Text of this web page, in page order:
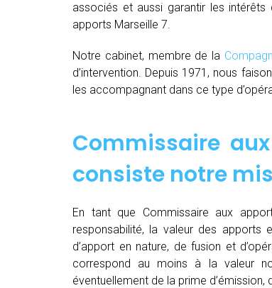
associés et aussi garantir les intérêts
apports Marseille 7.
Notre cabinet, membre de la
d’intervention. Depuis 1971, nous
les accompagnant dans ce type
Commissaire
consiste notre
En tant que Commissaire aux
responsabilité, la valeur des apports
d’apport en nature, de fusion et
correspond au moins à la valeur
éventuellement de la prime